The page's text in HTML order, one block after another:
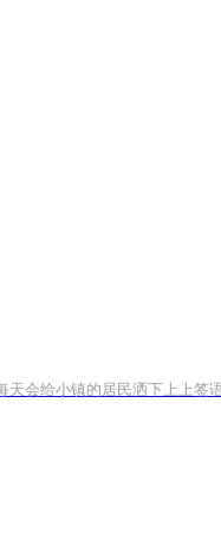
会给小镇的居民洒下上上签